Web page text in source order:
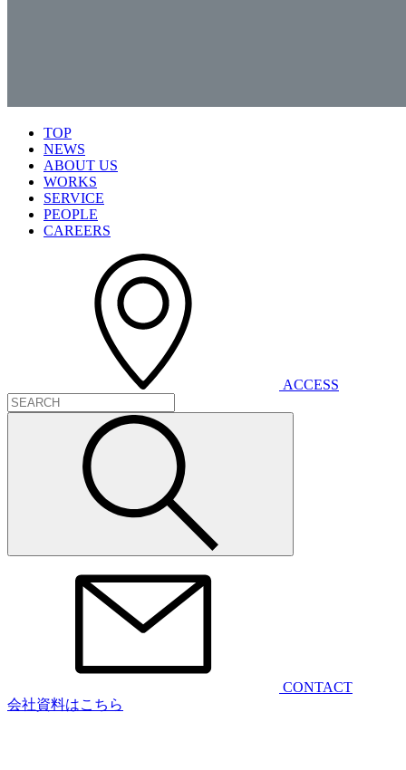
TOP
NEWS
ABOUT US
WORKS
SERVICE
PEOPLE
CAREERS
ACCESS
CONTACT
会社資料はこちら